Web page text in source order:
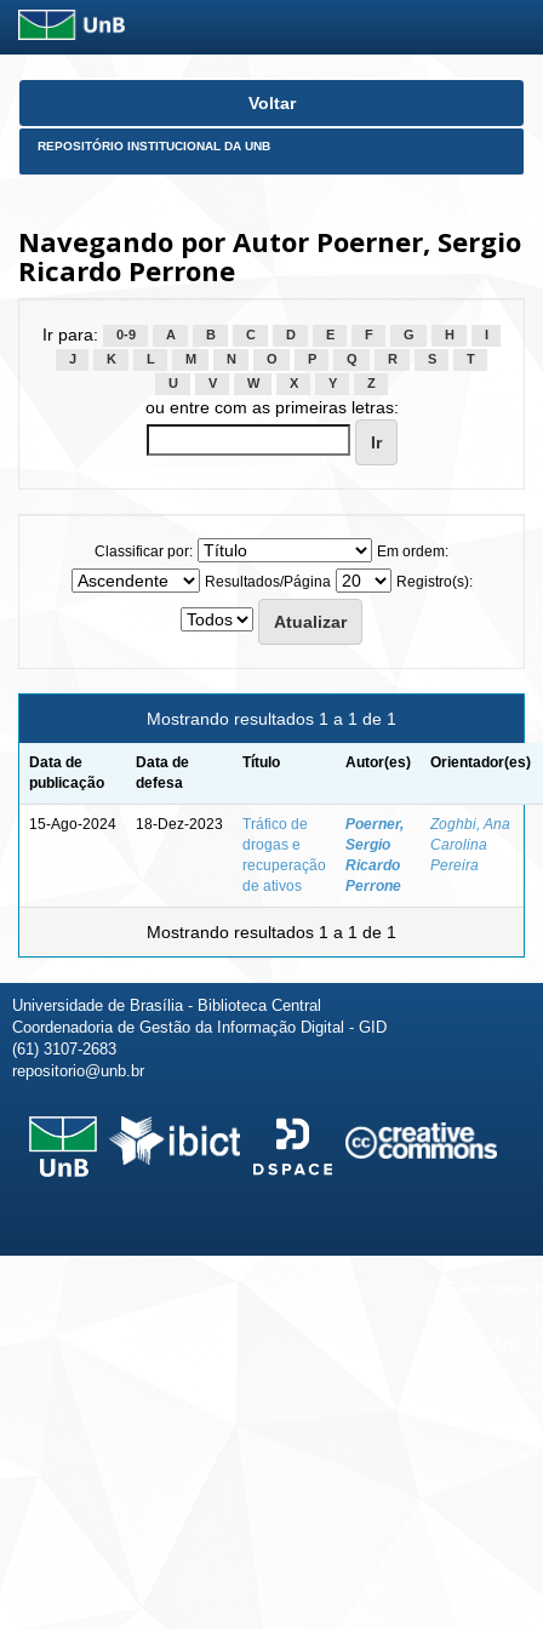
Skip
Voltar
REPOSITÓRIO INSTITUCIONAL DA UNB
Navegando por Autor Poerner, Sergio
Ricardo Perrone
Ir para: 0-9 A B C D E F G H
J
K L M N O P Q R S
T
U
V W X Y Z
ou entre com as primeiras letras:
Classificar por:
Em ordem:
Resultados/Página
Registro(s):
Mostrando resultados 1 a 1 de 1
Data de
publicação
Data de
defesa
Título Autor(es) Orientador(es)
15-Ago-2024 18-Dez-2023
Tráfico de
drogas e
recuperação
de ativos
Poerner,
Sergio
Ricardo
Perrone
Zoghbi, Ana
Carolina
Pereira
Mostrando resultados 1 a 1 de 1
Universidade de Brasília - Biblioteca Central
Coordenadoria de Gestão da Informação Digital - GID
(61) 3107-2683
repositorio@unb.br